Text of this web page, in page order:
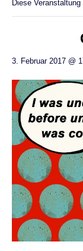
Diese
3. Februar 2017 @